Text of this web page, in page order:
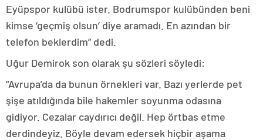
Eyüpspor kulübü ister. Bodrumspor kulübünden beni
kimse ‘geçmiş olsun’ diye aramadı. En azından bir
telefon beklerdim” dedi.
Uğur Demirok son olarak şu sözleri söyledi:
“Avrupa’da da bunun örnekleri var. Bazı yerlerde pet
şişe atıldığında bile hakemler soyunma odasına
gidiyor. Cezalar caydırıcı değil. Hep örtbas etme
derdindeyiz. Böyle devam edersek hiçbir aşama